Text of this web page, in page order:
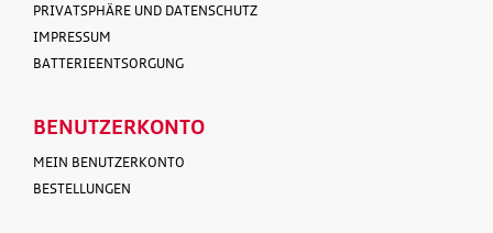
PRIVATSPHÄRE UND DATENSCHUTZ
IMPRESSUM
BATTERIEENTSORGUNG
BENUTZERKONTO
MEIN BENUTZERKONTO
BESTELLUNGEN